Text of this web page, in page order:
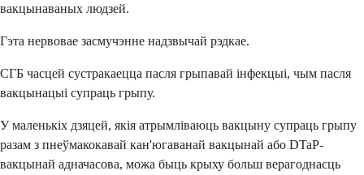
вакцынаваных людзей.
Гэта нервовае засмучэнне надзвычай рэдкае.
СГБ часцей сустракаецца пасля грыпавай інфекцыі, чым пасля
вакцынацыі супраць грыпу.
У маленькіх дзяцей, якія атрымліваюць вакцыну супраць грыпу
разам з пнеўмакокавай кан'югаванай вакцынай або DTaP-
вакцынай адначасова, можа быць крыху больш верагоднасць